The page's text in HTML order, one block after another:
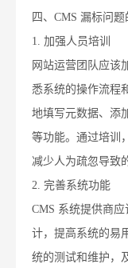
四、CMS 漏标问
1. 加强人员培训
网站运营团队应该
悉系统的操作流程
地填写元数据、添
等功能。通过培训
减少人为疏忽导致
2. 完善系统功能
CMS 系统提供商
计，提高系统的易
统的测试和维护，